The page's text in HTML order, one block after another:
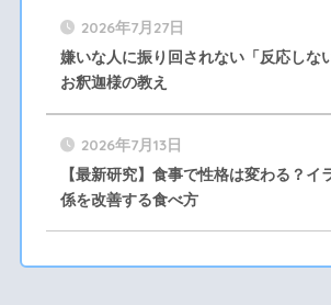
2026年7月27日
嫌いな人に振り回されない「反応しな
お釈迦様の教え
2026年7月13日
【最新研究】食事で性格は変わる？イ
係を改善する食べ方